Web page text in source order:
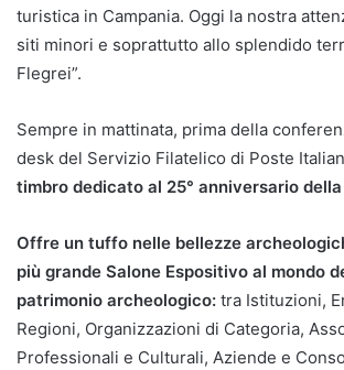
turistica in Campania. Oggi la nostra
siti minori e soprattutto allo splendido
Flegrei”.
Sempre in mattinata, prima della
desk del Servizio Filatelico di Poste
timbro dedicato al 25° anniversario della
Offre un tuffo nelle bellezze
più grande Salone Espositivo al mondo
patrimonio archeologico: tra Istituzioni,
Regioni, Organizzazioni di Categoria,
Professionali e Culturali, Aziende e